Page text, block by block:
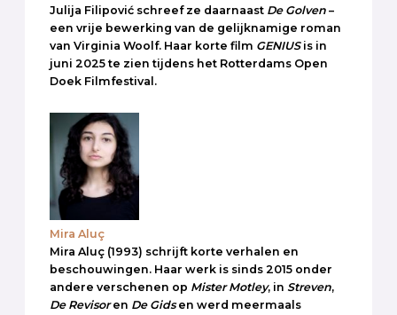
Julija Filipović schreef ze daarnaast De Golven –
een vrije bewerking van de gelijknamige roman
van Virginia Woolf. Haar korte film GENIUSis in
juni 2025 te zien tijdens het Rotterdams Open
Doek Filmfestival.
Mira Aluç
Mira Aluç (1993) schrijft korte verhalen en
beschouwingen. Haar werk is sinds 2015 onder
andere verschenen op Mister Motley, in Streven,
De Revisoren De Gidsen werd meermaals